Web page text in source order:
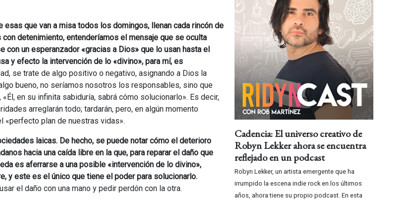
que van a misa todos los domingos, llenan cada rincón de
detenimiento, entenderíamos el mensaje que se oculta
un esperanzador «gracias a Dios» que lo usan hasta el
y efecto la intervención de lo «divino», para mí, es
se trate de algo positivo o negativo, asignando a Dios la
bueno, no seríamos nosotros los responsables, sino que
en su infinita sabiduría, sabrá cómo solucionarlo». Es decir,
arreglarán todo; tardarán, pero, en algún momento
«perfecto plan de nuestras vidas».
laicas. De hecho, se puede notar cómo el deterioro
hacia una caída libre en la que, para reparar el daño que
es aferrarse a una posible «intervención de lo divino»,
y este es el único que tiene el poder para solucionarlo.
el daño con una mano y pedir perdón con la otra.
Cadencia: El universo creativo de
Robyn Lekker ahora se encuentra
reflejado en un podcast
Robyn Lekker, un artista emergente que ha
irrumpido la escena indie rock en los últimos
años, ahora tiene su propio podcast. En esta